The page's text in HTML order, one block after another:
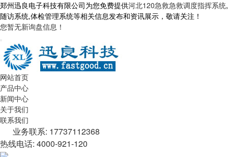
郑州迅良电子科技有限公司为您免费提供河北120急救急救调度指挥系统,
随访系统,体检管理系统等相关信息发布和资讯展示，敬请关注！
您暂无新询盘信息！
网站首页
产品中心
新闻中心
关于我们
联系我们
业务联系: 17737112368
热线电话: 4000-921-120